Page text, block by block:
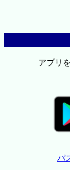
アプリ
パ